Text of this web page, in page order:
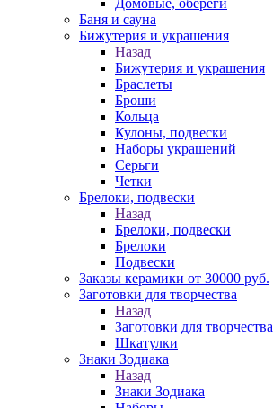
Домовые, обереги
Баня и сауна
Бижутерия и украшения
Назад
Бижутерия и украшения
Браслеты
Броши
Кольца
Кулоны, подвески
Наборы украшений
Серьги
Четки
Брелоки, подвески
Назад
Брелоки, подвески
Брелоки
Подвески
Заказы керамики от 30000 руб.
Заготовки для творчества
Назад
Заготовки для творчества
Шкатулки
Знаки Зодиака
Назад
Знаки Зодиака